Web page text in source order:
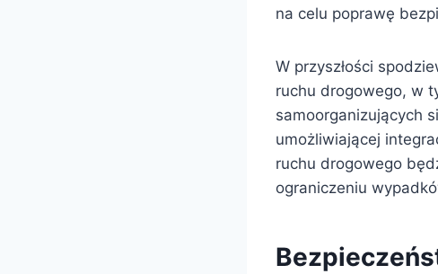
na celu poprawę
W przyszłości
ruchu drogowego, w
samoorganizujących
umożliwiającej
ruchu drogowego
ograniczeniu